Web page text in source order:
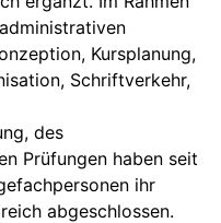
Kursplanung,
Schriftverkehr,
des
Prüfungen haben seit
ihr
abgeschlossen.